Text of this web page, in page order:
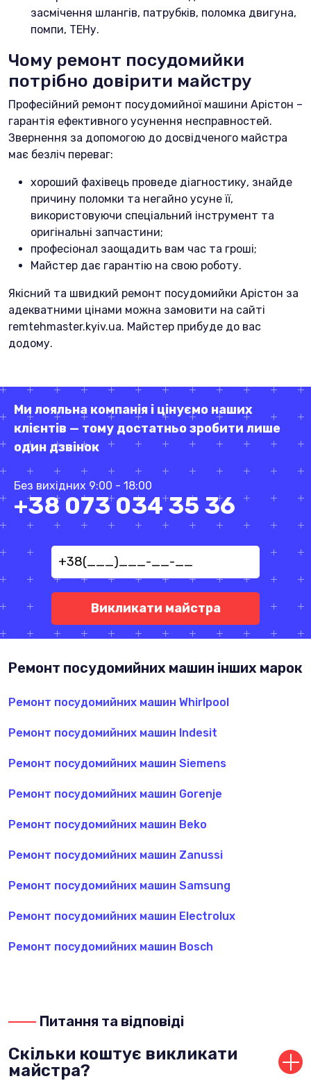
засмічення шлангів, патрубків, поломка двигуна,
помпи, ТЕНу.
Чому ремонт посудомийки
потрібно довірити майстру
Професійний ремонт посудомийної машини Арістон –
гарантія ефективного усунення несправностей.
Звернення за допомогою до досвідченого майстра
має безліч переваг:
хороший фахівець проведе діагностику, знайде
причину поломки та негайно усуне її,
використовуючи спеціальний інструмент та
оригінальні запчастини;
професіонал заощадить вам час та гроші;
Майстер дає гарантію на свою роботу.
Якісний та швидкий ремонт посудомийки Арістон за
адекватними цінами можна замовити на сайті
remtehmaster.kyiv.ua. Майстер прибуде до вас
додому.
Ми лояльна компанія і цінуємо наших
клієнтів — тому достатньо зробити лише
один дзвінок
Без вихідних 9:00 - 18:00
+38 073 034 35 36
Викликати майстра
Ремонт посудомийних машин інших марок
Ремонт посудомийних машин Whirlpool
Ремонт посудомийних машин Indesit
Ремонт посудомийних машин Siemens
Ремонт посудомийних машин Gorenje
Ремонт посудомийних машин Beko
Ремонт посудомийних машин Zanussi
Ремонт посудомийних машин Samsung
Ремонт посудомийних машин Electrolux
Ремонт посудомийних машин Bosch
Питання та відповіді
Скільки коштує викликати
майстра?